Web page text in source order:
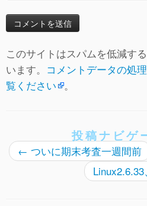
このサイトはスパムを低減す
います。 コメントデータの処
覧ください
。
投稿ナビゲ
← ついに期末考査一週間前